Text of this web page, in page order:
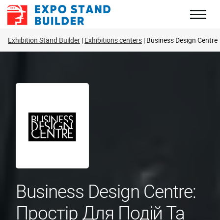
Перейти
Exhibition Stand Builder Exhibitions centers Business Design Centre
Business Design Centre:
Простір Для Подій Та